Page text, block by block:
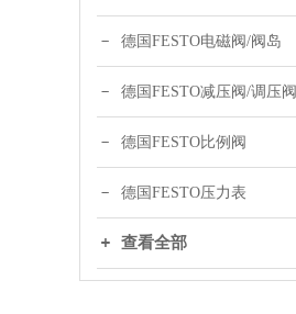
德国FESTO电磁阀/阀岛
德国FESTO减压阀/调压阀
德国FESTO比例阀
德国FESTO压力表
查看全部